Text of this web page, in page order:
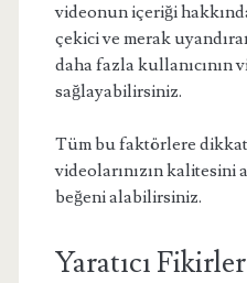
videonun içeriği
çekici ve merak
daha fazla kullanıcının
sağlayabilirsiniz.
Tüm bu faktörlere
videolarınızın kalitesini
beğeni alabilirsiniz.
Yaratıcı Fikirler